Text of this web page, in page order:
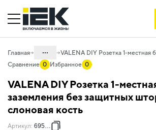
Главная ...
06. Изделия электроустановочные,
удлинители и силовые разъемы
Сравнение 0 Избранное 0
VALENA DIY Розетка 1-
заземления без защитных
слоновая кость
Артикул: 695611